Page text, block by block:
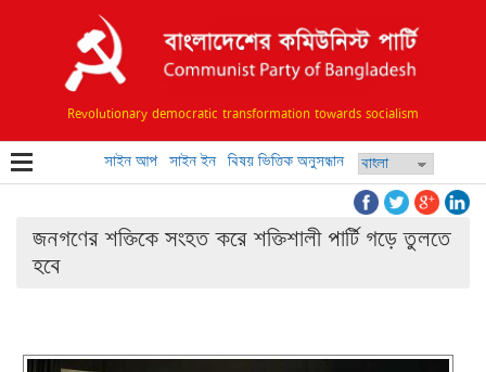
Revolutionary democratic transformation towards socialism
সাইন আপ সাইন ইন বিষয় ভিত্তিক অনুসন্ধান
জনগণের শক্তিকে সংহত করে শক্তিশালী পার্টি গড়ে তুলতে
হবে